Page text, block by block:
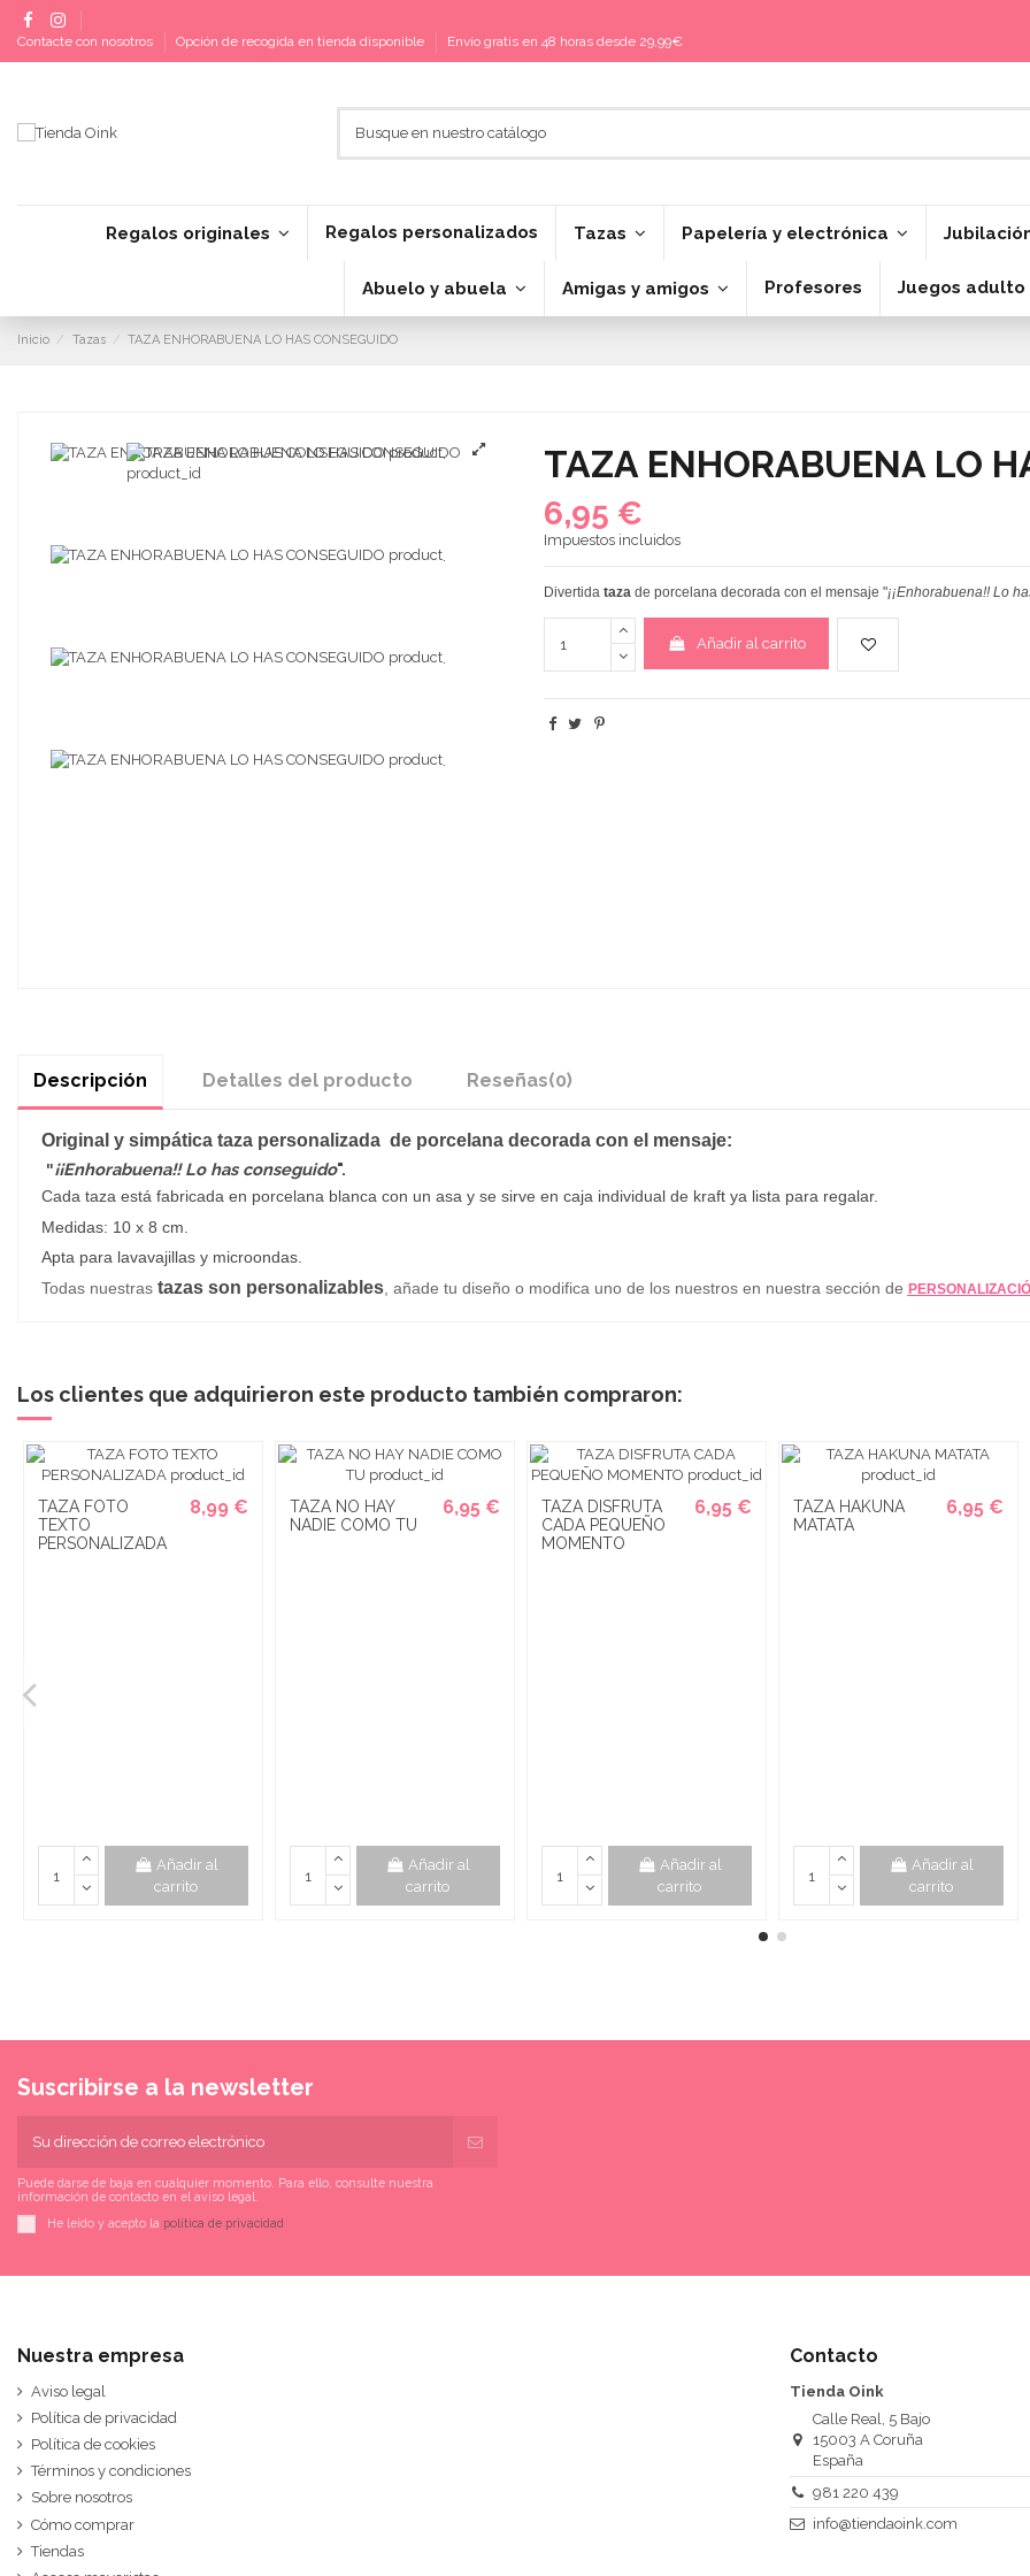
Contacte con nosotros Opción de recogida en tienda disponible Envío gratis en 48 horas desde 29,99€
Regalos originales Regalos personalizados Tazas Papelería y electrónica
Abuelo y abuela Amigas y amigos Profesores Juegos adulto
Inicio Tazas TAZA ENHORABUENA LO HAS CONSEGUIDO
TAZA ENHORABUENA LO
6,95 €
Impuestos incluidos
Divertidatazade porcelana decorada con el mensaje "¡¡Enhorabuena!! Lo
Añadir al carrito
Descripción Detalles del producto Reseñas(0)
Original y simpática taza personalizada de porcelana decorada con el mensaje:
"¡¡Enhorabuena!! Lo has conseguido".
Cada taza está fabricada en porcelana blanca con un asa y se sirve en caja individual de kraft ya lista para regalar.
Medidas: 10 x 8 cm.
Apta para lavavajillas y microondas.
Todas nuestras tazas son personalizables, añade tu diseño o modifica uno de los nuestros en nuestra sección de
Los clientes que adquirieron este producto también compraron:
TAZA FOTO
TEXTO
PERSONALIZADA
8,99 €
Añadir al
carrito
TAZA NO HAY
NADIE COMO TU
6,95 €
Añadir al
carrito
TAZA DISFRUTA
CADA PEQUEÑO
MOMENTO
6,95 €
Añadir al
carrito
TAZA HAKUNA
MATATA
6,95 €
Añadir al
carrito
Suscribirse a la newsletter
Puede darse de baja en cualquier momento. Para ello, consulte nuestra
información de contacto en el aviso legal.
He leído y acepto la política de privacidad
Nuestra empresa
Aviso legal
Política de privacidad
Política de cookies
Términos y condiciones
Sobre nosotros
Cómo comprar
Tiendas
Contacto
Tienda Oink
Calle Real, 5 Bajo
15003 A Coruña
España
981 220 439
info@tiendaoink.com